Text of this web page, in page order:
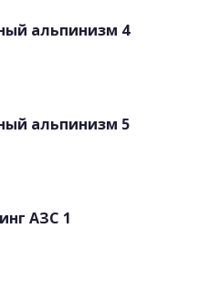
альпинизм 4
альпинизм 5
АЗС 1